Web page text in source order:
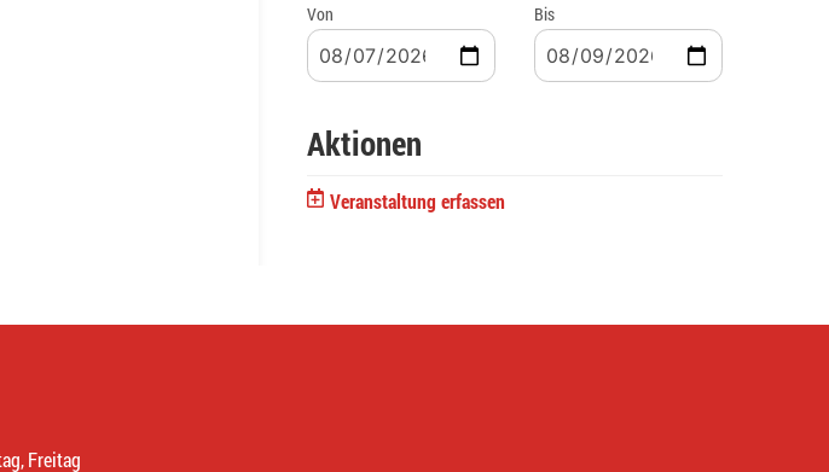
Von Bis
Aktionen
Veranstaltung erfassen
Freitag